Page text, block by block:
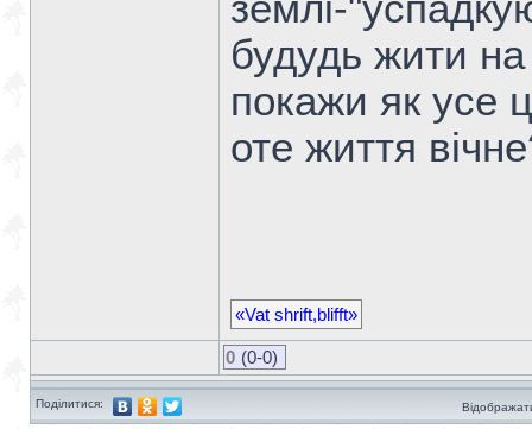
будудь жити
покажи як усе
оте життя
«Vat shrift,blifft»
0 (0-0)
Поділитися: